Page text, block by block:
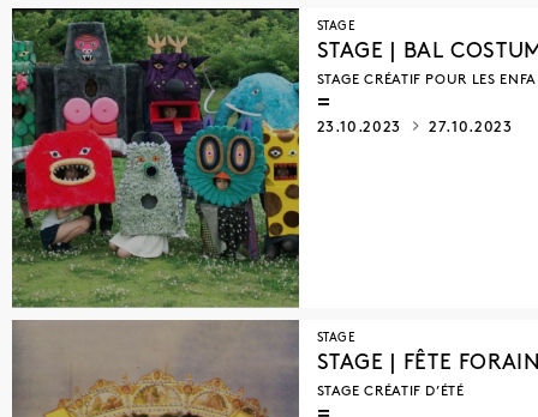
STAGE
STAGE | BAL
STAGE CRÉATIF POUR LES
23.10.2023 27.10.2023
STAGE
STAGE | FÊTE
STAGE CRÉATIF D’ÉTÉ